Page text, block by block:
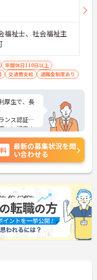
祉士、社会福祉主
年間休日110日以上
交通費支給 退職金制度あり
厚生で、長
ンス認証企
」に認定さ
リをつけて
気のある職
♪
ディカルま
最新の募集状況を問
い合わせる